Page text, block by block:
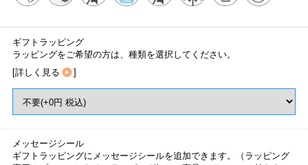
ギフトラッピング
ラッピングをご希望の方は、種類を選択してください。
[詳しく見る ]
メッセージシール
ギフトラッピングにメッセージシールを追加できます。（ラッピング